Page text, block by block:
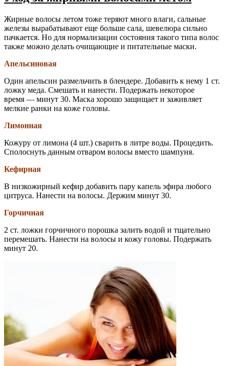
Жирные волосы летом тоже теряют много влаги, сальные
железы вырабатывают еще больше сала, шевелюра сильно
пачкается. Но для нормализации состояния такого типа волос
также можно делать очищающие и питательные маски.
Апельсиновая
Один апельсин размельчить в блендере. Добавить к нему 1 ст.
ложку меда. Смешать и нанести. Подержать некоторое
время — минут 30. Маска хорошо защищает и заживляет
мелкие ранки на коже головы.
Лимонная
Кожуру от лимона (4 шт.) сварить в литре воды. Процедить.
Сполоснуть данным отваром волосы вместо шампуня.
Кефирная
В низкожирный кефир добавить пару капель эфира любого
цитруса. Нанести на волосы. Держим минут 30.
Горчичная
2 ст. ложки горчичного порошка залить водой и тщательно
перемешать. Нанести на волосы и кожу головы. Подержать
минут 20.